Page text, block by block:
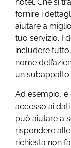
hotel. Che si
fornire i
aiutare a
tuo servizio. I
includere
nome
un subappalto.
Ad esempio, è
accesso ai
può aiutare a
rispondere
richiesta non